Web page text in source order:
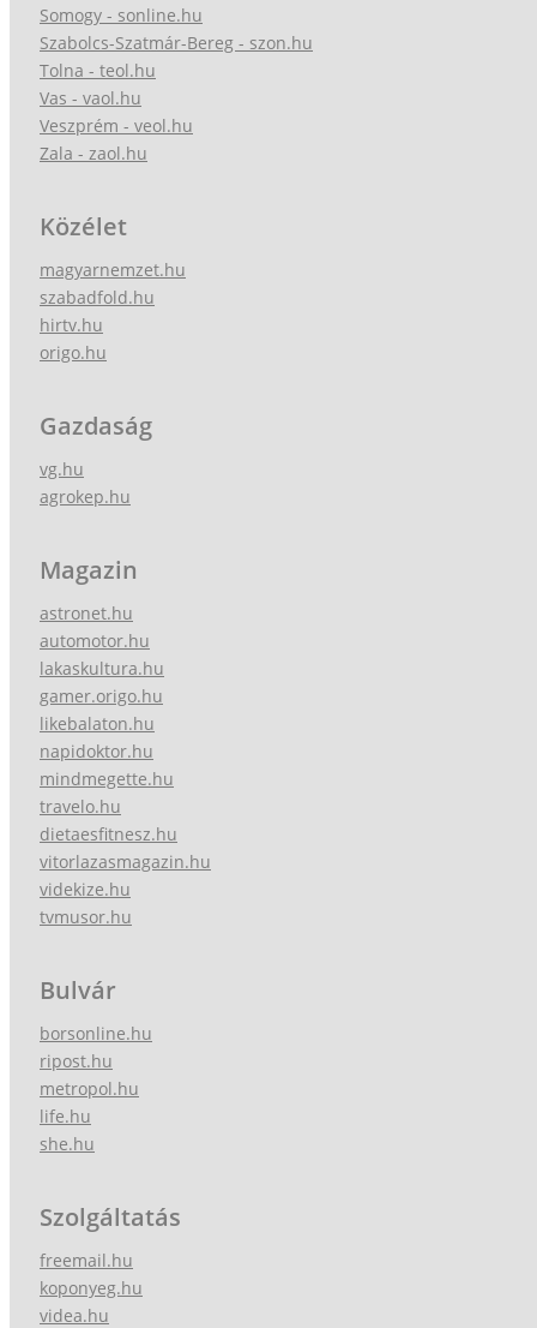
Somogy - sonline.hu
Szabolcs-Szatmár-Bereg - szon.hu
Tolna - teol.hu
Vas - vaol.hu
Veszprém - veol.hu
Zala - zaol.hu
Közélet
magyarnemzet.hu
szabadfold.hu
hirtv.hu
origo.hu
Gazdaság
vg.hu
agrokep.hu
Magazin
astronet.hu
automotor.hu
lakaskultura.hu
gamer.origo.hu
likebalaton.hu
napidoktor.hu
mindmegette.hu
travelo.hu
dietaesfitnesz.hu
vitorlazasmagazin.hu
videkize.hu
tvmusor.hu
Bulvár
borsonline.hu
ripost.hu
metropol.hu
life.hu
she.hu
Szolgáltatás
freemail.hu
koponyeg.hu
videa.hu